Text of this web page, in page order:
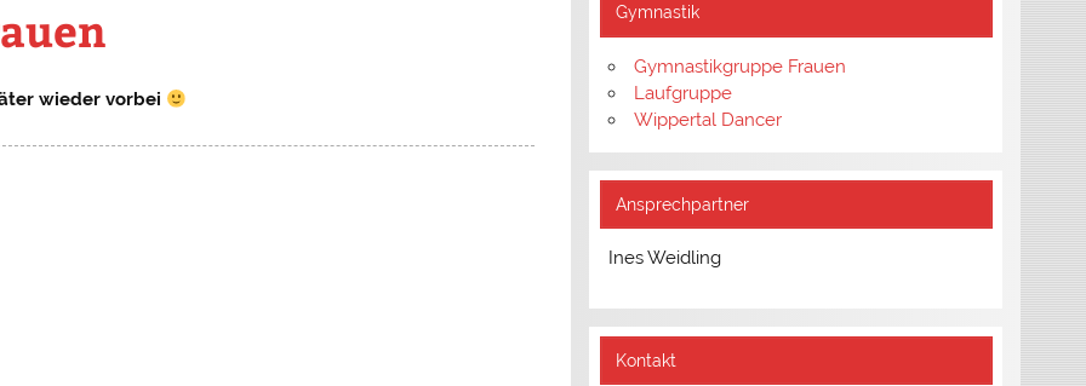
wieder vorbei
Gymnastik
Gymnastikgruppe Frauen
Laufgruppe
Wippertal Dancer
Ansprechpartner
Ines Weidling
Kontakt